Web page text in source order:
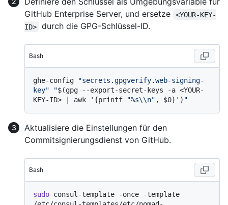
GitHub Enterprise Server, und ersetze
<YOUR-KEY-
ID>
durch die GPG-Schlüssel-ID.
Bash
ghe-config
"secrets.gpgverify.web-signing-
key"
"$(gpg --export-secret-keys -a <YOUR-
KEY-ID> | awk '{printf
"%s\\n" , $0}') "
Aktualisiere die Einstellungen für den
Commitsignierungsdienst von GitHub.
Bash
sudo consul-template -once -template